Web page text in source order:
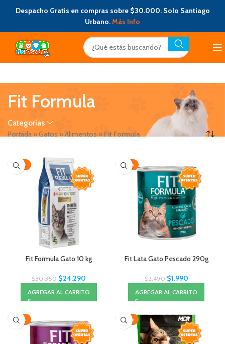
Despacho Gratis en compras sobre $30.000. Solo Santiago
Urbano.Más Info
Fit Formula
Categorías
Portada »Gatos »Alimentos » Fit Formula
-20%
Fit Formula Gato 10 kg
$30.360 $24.290
AGREGAR AL CARRITO
-20%
Fit Lata Gato Pescado 290g
$2.490 $1.990
AGREGAR AL CARRITO
-20% -20%